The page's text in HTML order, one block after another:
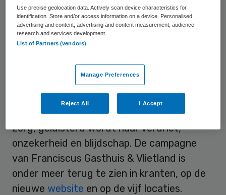
generaties lang wordt gezorgd voor de
zorgen van patiënten en hun dierbaren. Al
meer dan twee eeuwen bieden artsen en
Vlietland zorg in de regio Rijnmond. De
ziekenhuizen zijn naar eigen zeggen sterk
verankerd in de samenleving en vormen een
plek waar, naast het verlenen van goede
zorg, geluisterd wordt naar verdriet,
onzekerheid en blijdschap. De campagne
van Franciscus Gasthuis & Vlietland is
onder meer terug te zien in kranten, op de
nieuwe website en op de vijf locaties.
Use precise geolocation data. Actively scan device characteristics for
identification. Store and/or access information on a device. Personalised
advertising and content, advertising and content measurement, audience
research and services development.
List of Partners (vendors)
Manage Preferences
Reject All I Accept